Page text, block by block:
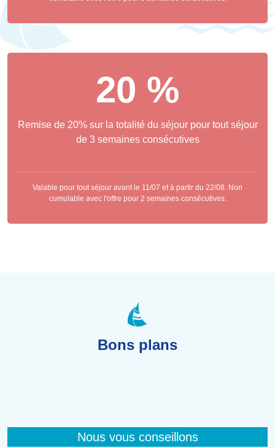
20 %
Remise de 20% sur la totalité du séjour pour tout séjour
de 3 semaines consécutives
Valable pour tout séjour avant le 11/07 et à partir du 22/08. Non
cumulable avec l'offre pour 2 semaines consécutives.
Bons plans
Nous vous conseillons